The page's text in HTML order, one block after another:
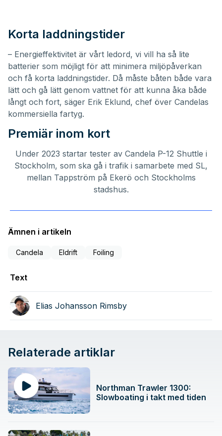
Korta laddningstider
– Energieffektivitet är vårt ledord, vi vill ha så lite
batterier som möjligt för att minimera miljöpåverkan
och få korta laddningstider. Då måste båten både vara
lätt och gå lätt genom vattnet för att kunna åka både
långt och fort, säger Erik Eklund, chef över Candelas
kommersiella fartyg.
Premiär inom kort
Under 2023 startar tester av Candela P-12 Shuttle i
Stockholm, som ska gå i trafik i samarbete med SL,
mellan Tappström på Ekerö och Stockholms
stadshus.
Ämnen i artikeln
Candela Eldrift Foiling
Text
Elias Johansson Rimsby
Relaterade artiklar
Northman Trawler 1300:
Slowboating i takt med tiden